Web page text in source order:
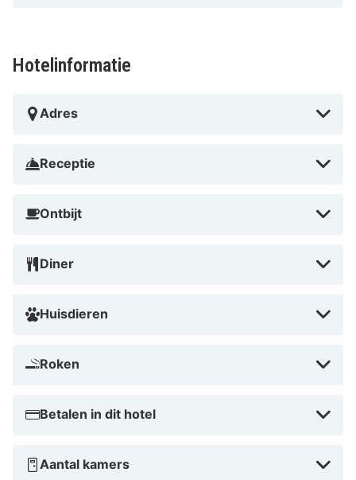
Hotelinformatie
Adres
Receptie
Ontbijt
Diner
Huisdieren
Roken
Betalen in dit hotel
Aantal kamers